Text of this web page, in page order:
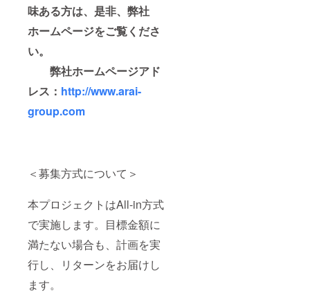
味ある方は、是非、弊社
ホームページをご覧くださ
い。
弊社ホームページアド
レス： http://www.arai-
group.com
＜募集方式について＞
本プロジェクトはAll-in方式
で実施します。目標金額に
満たない場合も、計画を実
行し、リターンをお届けし
ます。